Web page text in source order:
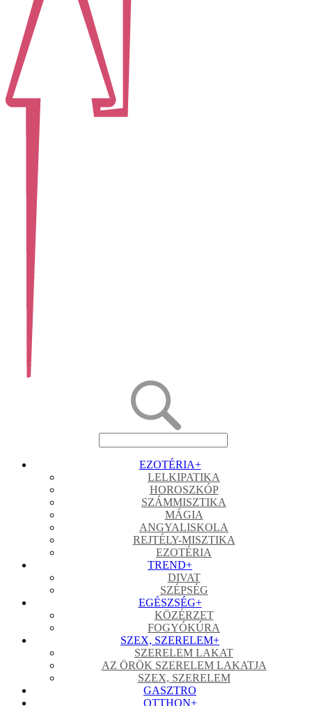
EZOTÉRIA+
LELKIPATIKA
HOROSZKÓP
SZÁMMISZTIKA
MÁGIA
ANGYALISKOLA
REJTÉLY-MISZTIKA
EZOTÉRIA
TREND+
DIVAT
SZÉPSÉG
EGÉSZSÉG+
KÖZÉRZET
FOGYÓKÚRA
SZEX, SZERELEM+
SZERELEM LAKAT
AZ ÖRÖK SZERELEM LAKATJA
SZEX, SZERELEM
GASZTRO
OTTHON+